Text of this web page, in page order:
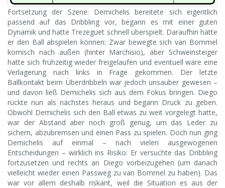
Fortsetzung der Szene: Demichelis bereitete sich eigentlich
passend auf das Dribbling vor, begann es mit einer guten
Dynamik und hatte Trezeguet schnell überspielt. Daraufhin hätte
er den Ball abspielen können: Zwar bewegte sich van Bommel
komisch nach außen (hinter Marchisio), aber Schweinsteiger
hatte sich frühzeitig wieder freigelaufen und eventuell wäre eine
Verlagerung nach links in Frage gekommen. Der letzte
Ballkontakt beim Überdribbeln war jedoch unsauber gewesen –
und davon ließ Demichelis sich aus dem Fokus bringen. Diego
rückte nun als nächstes heraus und begann Druck zu geben.
Obwohl Demichelis sich den Ball etwas zu weit vorgelegt hatte,
war der Abstand aber noch groß genug, um das Leder zu
sichern, abzubremsen und einen Pass zu spielen. Doch nun ging
Demichelis auf einmal – nach vielen ausgewogenen
Entscheidungen – wirklich ins Risiko: Er versuchte das Dribbling
fortzusetzen und rechts an Diego vorbeizugehen (um danach
vielleicht wieder einen Passweg zu van Bommel zu haben). Das
war vor allem deshalb riskant, weil die Situation es aus der